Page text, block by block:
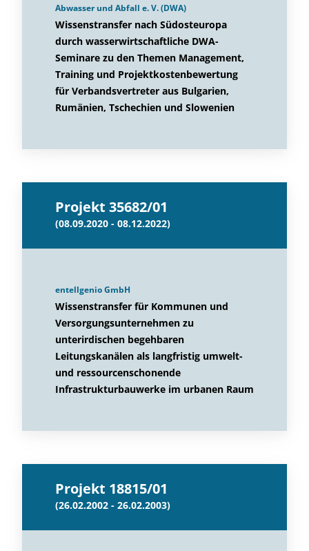
Abwasser und Abfall e. V. (DWA)
Wissenstransfer nach Südosteuropa
durch wasserwirtschaftliche DWA-
Seminare zu den Themen Management,
Training und Projektkostenbewertung
für Verbandsvertreter aus Bulgarien,
Rumänien, Tschechien und Slowenien
Projekt 35682/01
(08.09.2020 - 08.12.2022)
entellgenio GmbH
Wissenstransfer für Kommunen und
Versorgungsunternehmen zu
unterirdischen begehbaren
Leitungskanälen als langfristig umwelt-
und ressourcenschonende
Infrastrukturbauwerke im urbanen Raum
Projekt 18815/01
(26.02.2002 - 26.02.2003)